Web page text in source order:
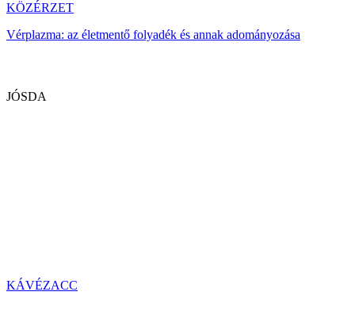
KÖZÉRZET
Vérplazma: az életmentő folyadék és annak adományozása
JÓSDA
KÁVÉZACC